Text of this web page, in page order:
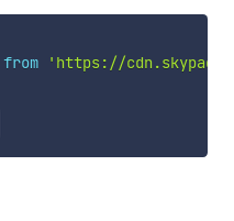
from
'https://